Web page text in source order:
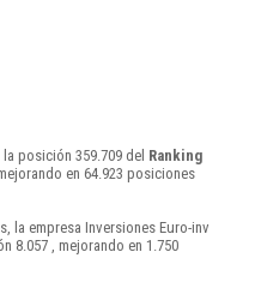
posición 359.709 del Ranking
en 64.923 posiciones
la empresa Inversiones Euro-inv
8.057 , mejorando en 1.750